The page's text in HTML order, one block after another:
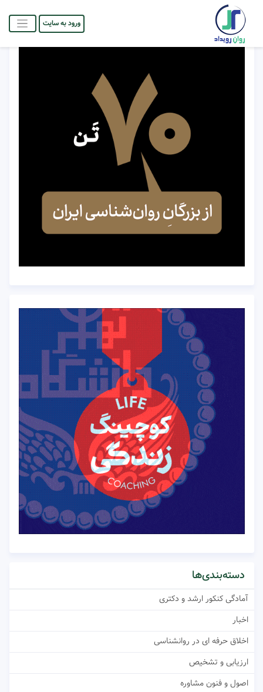
ورود به سایت
دسته‌بندی‌ها
آمادگی کنکور ارشد و دکتری
اخبار
اخلاق حرفه ای در روانشناسی
ارزیابی و تشخیص
اصول و فنون مشاوره